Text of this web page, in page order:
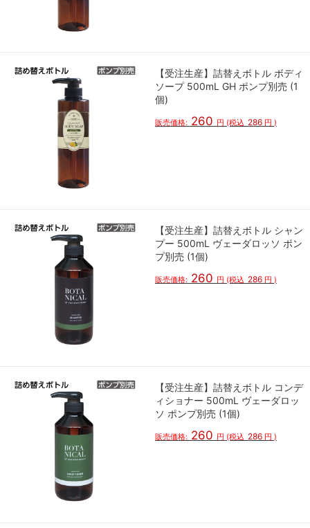
【受注生産】詰替えボトル ボディ
ソープ 500mL GH ポンプ別売 (1
個)
販売価格: 260 円 (税込 286 円 )
【受注生産】詰替えボトル シャン
プー 500mL ヴェーダロッソ ポン
プ別売 (1個)
販売価格: 260 円 (税込 286 円 )
【受注生産】詰替えボトル コンデ
ィショナー 500mL ヴェーダロッ
ソ ポンプ別売 (1個)
販売価格: 260 円 (税込 286 円 )